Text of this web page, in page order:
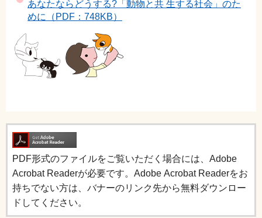
あなたならどうする?「動物と共生する社会 」のた
めに（PDF：748KB）
PDF形式のファイルをご覧いただく場合には、Adobe
Acrobat Readerが必要です。Adobe Acrobat Readerをお
持ちでない方は、バナーのリンク先から無料ダウンロー
ドしてください。